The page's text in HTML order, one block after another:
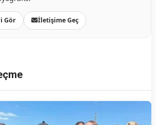
Gör İletişime Geç